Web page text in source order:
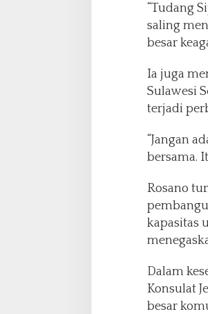
“Tudang
saling
besar
Ia juga
Sulawesi
terjadi
“Jangan
bersama.
Rosano
kapasitas
Dalam
Konsulat
besar